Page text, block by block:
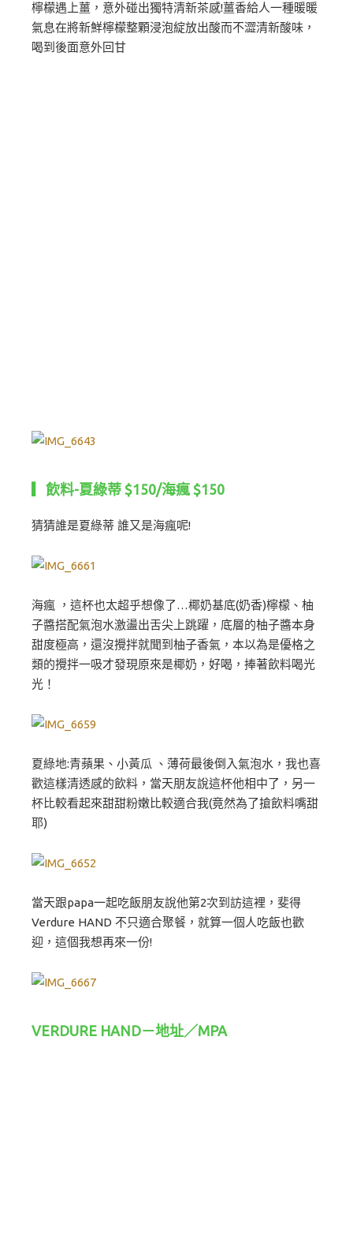
檸檬遇上薑，意外碰出獨特清新茶感!薑香給人一種暖暖
氣息在將新鮮檸檬整顆浸泡綻放出酸而不澀清新酸味，
喝到後面意外回甘
▎飲料-夏綠蒂 $150/海瘋 $150
猜猜誰是夏綠蒂 誰又是海瘋呢!
海瘋 ，這杯也太超乎想像了…椰奶基底(奶香)檸檬、柚
子醬搭配氣泡水激盪出舌尖上跳躍，底層的柚子醬本身
甜度極高，還沒攪拌就聞到柚子香氣，本以為是優格之
類的攪拌一吸才發現原來是椰奶，好喝，捧著飲料喝光
光！
夏綠地:青蘋果、小黃瓜 、薄荷最後倒入氣泡水，我也喜
歡這樣清透感的飲料，當天朋友說這杯他相中了，另一
杯比較看起來甜甜粉嫩比較適合我(竟然為了搶飲料嘴甜
耶)
當天跟papa一起吃飯朋友說他第2次到訪這裡，斐得
Verdure HAND 不只適合聚餐，就算一個人吃飯也歡
迎，這個我想再來一份!
VERDURE HAND－地址／MPA